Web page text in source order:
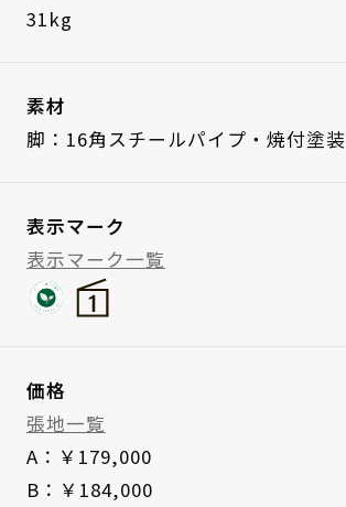
31kg
素材
脚：16角スチールパイプ・焼付塗装
表示マーク
表示マーク一覧
価格
張地一覧
A：￥179,000
B：￥184,000